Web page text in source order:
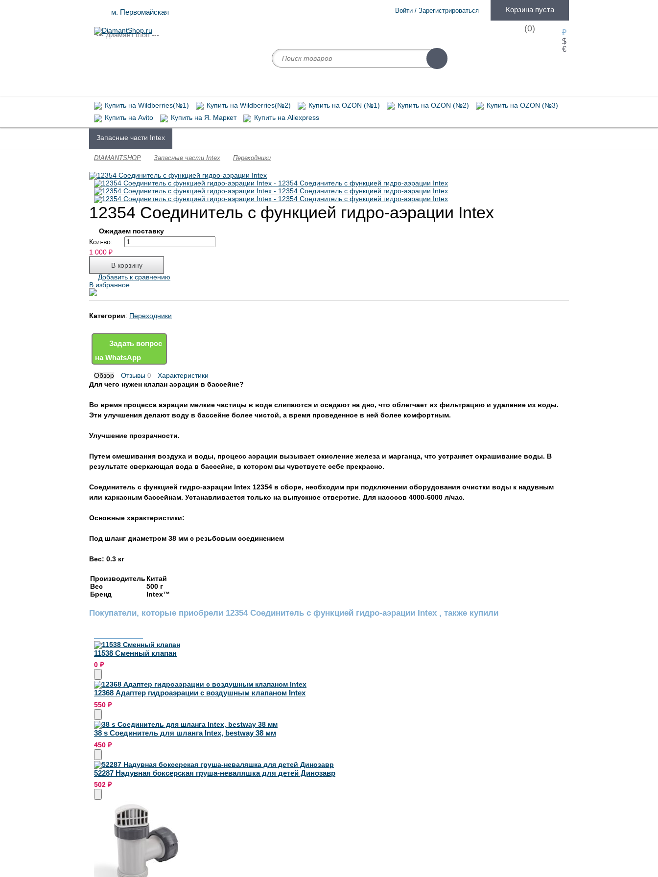
м. Первомайская Войти / Зарегистрироваться Корзина пуста
(0)
--- Диамант Шоп ---
₽
$
€
Купить на Wildberries(№1) Купить на Wildberries(№2) Купить на OZON (№1) Купить на OZON (№2)
Купить на OZON (№3)
Купить на Avito
Купить на Я. Маркет Купить на Aliexpress
Запасные части Intex
DIAMANTSHOP Запасные части Intex Переходники
12354 Соединитель с функцией гидро-аэрации Intex
Ожидаем поставку
Кол-во:
1 000 ₽
Добавить к сравнению
В избранное
Категории: Переходники
Задать вопрос
на WhatsApp
Обзор Отзывы 0
Характеристики
Для чего нужен клапан аэрации в бассейне?
Во время процесса аэрации мелкие частицы в воде слипаются и оседают на дно, что облегчает их фильтрацию и удаление из воды.
Эти улучшения делают воду в бассейне более чистой, а время проведенное в ней более комфортным.
Улучшение прозрачности.
Путем смешивания воздуха и воды, процесс аэрации вызывает окисление железа и марганца, что устраняет окрашивание воды. В
результате сверкающая вода в бассейне, в котором вы чувствуете себе прекрасно.
Соединитель с функцией гидро-аэрации Intex 12354 в сборе, необходим при подключении оборудования очистки воды к надувным
или каркасным бассейнам. Устанавливается только на выпускное отверстие. Для насосов 4000-6000 л/час.
Основные характеристики:
Под шланг диаметром 38 мм с резьбовым соединением
Вес: 0.3 кг
Производитель Китай
Вес
500 г
Бренд
Intex™
Покупатели, которые приобрели 12354 Соединитель с функцией гидро-аэрации Intex , также купили
11538 Сменный клапан
0 ₽
12368 Адаптер гидроаэрации с воздушным клапаном Intex
550 ₽
38 s Соединитель для шланга Intex, bestway 38 мм
450 ₽
52287 Надувная боксерская груша-неваляшка для детей Динозавр
502 ₽